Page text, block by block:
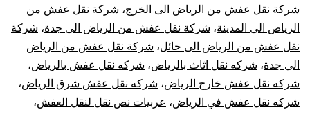
شركة نقل عفش من الرياض الى الخرج، شركة نقل عفش من
الرياض الى المدينة، شركة نقل عفش من الرياض الى جدة، شركة
نقل عفش من الرياض الى حائل، شركة نقل عفش من الرياض
الي جدة، شركه نقل اثاث بالرياض، شركه نقل عفش بالرياض،
شركه نقل عفش خارج الرياض، شركه نقل عفش شرق الرياض،
شركه نقل عفش في الرياض، عربيات نص نقل لنقل العفش،